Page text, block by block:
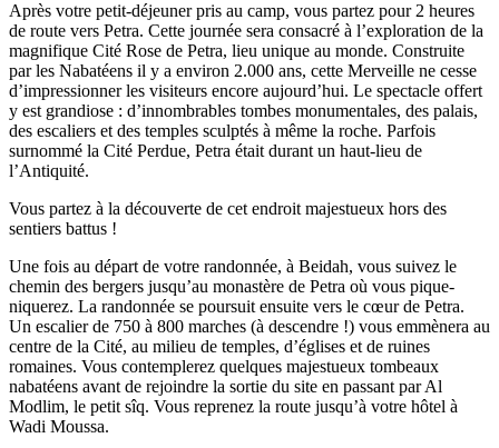
Après votre petit-déjeuner pris au camp, vous partez pour 2 heures
de route vers Petra. Cette journée sera consacré à l’exploration de la
magnifique Cité Rose de Petra, lieu unique au monde. Construite
par les Nabatéens il y a environ 2.000 ans, cette Merveille ne cesse
d’impressionner les visiteurs encore aujourd’hui. Le spectacle offert
y est grandiose : d’innombrables tombes monumentales, des palais,
des escaliers et des temples sculptés à même la roche. Parfois
surnommé la Cité Perdue, Petra était durant un haut-lieu de
l’Antiquité.
Vous partez à la découverte de cet endroit majestueux hors des
sentiers battus !
Une fois au départ de votre randonnée, à Beidah, vous suivez le
chemin des bergers jusqu’au monastère de Petra où vous pique-
niquerez. La randonnée se poursuit ensuite vers le cœur de Petra.
Un escalier de 750 à 800 marches (à descendre !) vous emmènera au
centre de la Cité, au milieu de temples, d’églises et de ruines
romaines. Vous contemplerez quelques majestueux tombeaux
nabatéens avant de rejoindre la sortie du site en passant par Al
Modlim, le petit sîq. Vous reprenez la route jusqu’à votre hôtel à
Wadi Moussa.